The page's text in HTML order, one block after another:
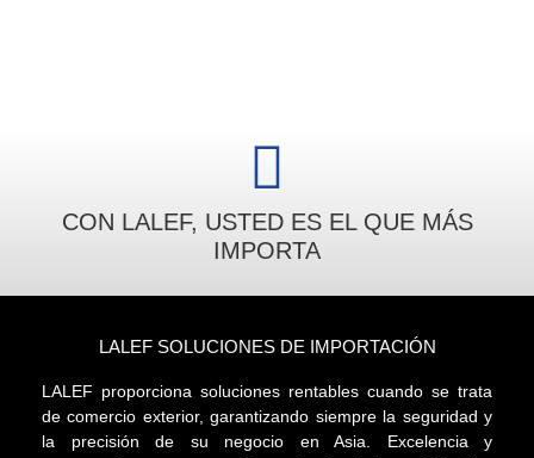
CON LALEF, USTED ES EL QUE MÁS
IMPORTA
LALEF SOLUCIONES DE IMPORTACIÓN
LALEF proporciona soluciones rentables cuando se trata
de comercio exterior, garantizando siempre la seguridad y
la precisión de su negocio en Asia. Excelencia y